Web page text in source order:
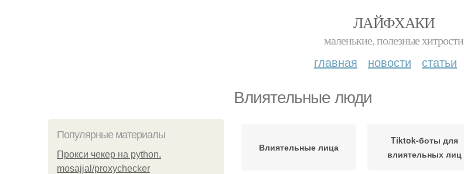
ЛАЙФХАКИ
маленькие, полезные хитрости
главная новости статьи
Влиятельные люди
Популярные материалы
Прокси чекер на python.
mosajjal/proxychecker
Влиятельные лица
Tiktok-боты для
влиятельных лиц